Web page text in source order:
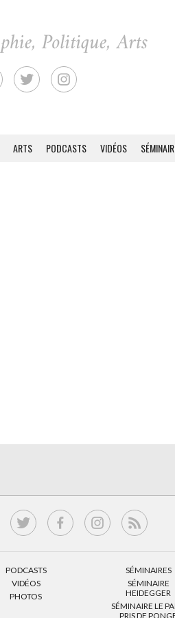
ARTS PODCASTS VIDÉOS
PODCASTS
VIDÉOS
PHOTOS
SÉMINAIRES
SÉMINAIRE
HEIDEGGER
SÉMINAIRE LE
PRIS DE